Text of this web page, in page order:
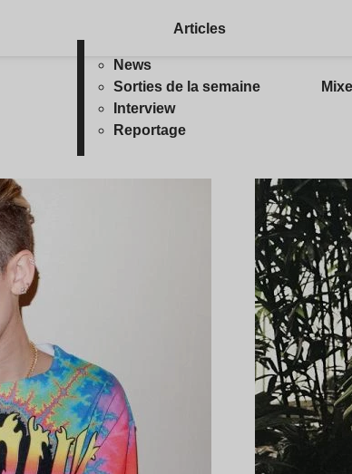
Articles
News
Sorties de la semaine
Interview
Reportage